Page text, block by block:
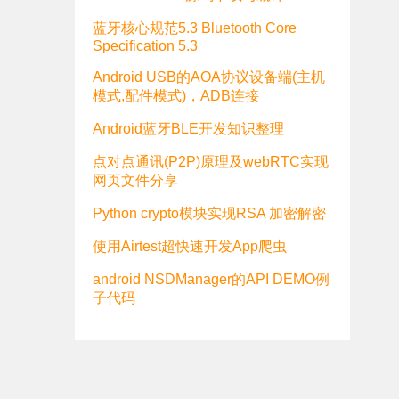
蓝牙核心规范5.3 Bluetooth Core
Specification 5.3
Android USB的AOA协议设备端(主机
模式,配件模式)，ADB连接
Android蓝牙BLE开发知识整理
点对点通讯(P2P)原理及webRTC实现
网页文件分享
Python crypto模块实现RSA 加密解密
使用Airtest超快速开发App爬虫
android NSDManager的API DEMO例
子代码